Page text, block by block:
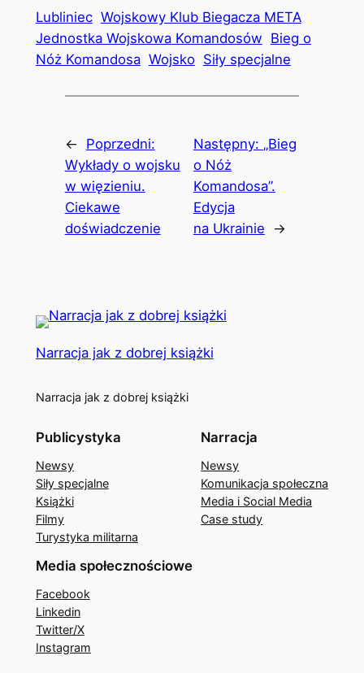
Lubliniec Wojskowy Klub Biegacza META
Jednostka Wojskowa Komandosów Bieg o
Nóż Komandosa Wojsko Siły specjalne
←
Poprzedni:
Wykłady o wojsku
w więzieniu.
Ciekawe
doświadczenie
Następny: „Bieg
o Nóż
Komandosa”.
Edycja
na Ukrainie
→
Narracja jak z dobrej książki
Narracja jak z dobrej książki
Publicystyka
Newsy
Siły specjalne
Książki
Filmy
Turystyka militarna
Narracja
Newsy
Komunikacja społeczna
Media i Social Media
Case study
Media społecznościowe
Facebook
Linkedin
Twitter/X
Instagram